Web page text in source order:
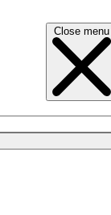
Close menu